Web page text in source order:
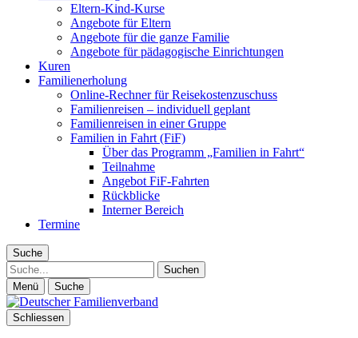
Eltern-Kind-Kurse
Angebote für Eltern
Angebote für die ganze Familie
Angebote für pädagogische Einrichtungen
Kuren
Familienerholung
Online-Rechner für Reisekostenzuschuss
Familienreisen – individuell geplant
Familienreisen in einer Gruppe
Familien in Fahrt (FiF)
Über das Programm „Familien in Fahrt“
Teilnahme
Angebot FiF-Fahrten
Rückblicke
Interner Bereich
Termine
Suche
Suche
Menü Suche
Schliessen